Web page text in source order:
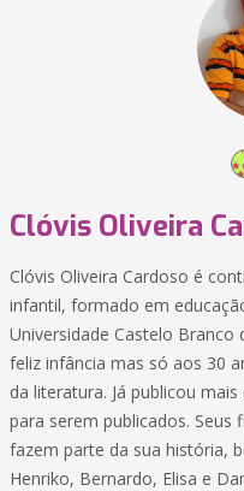
Clóvis Oliveira
Clóvis Oliveira Cardoso é
infantil, formado em
Universidade Castelo Branco
feliz infância mas só aos 30
da literatura. Já publicou
para serem publicados. Seus
fazem parte da sua história,
Henriko, Bernardo, Elisa e